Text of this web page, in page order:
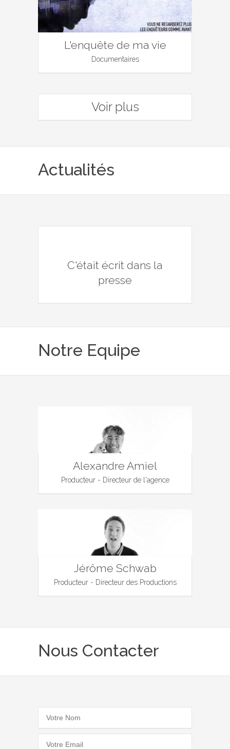
L'enquête de ma vie
Documentaires
Voir plus
Actualités
C'était écrit dans la
presse
Notre Equipe
Alexandre Amiel
Producteur - Directeur de l'agence
Jérôme Schwab
Producteur - Directeur des Productions
Nous Contacter